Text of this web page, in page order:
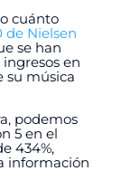
cuánto
de Nielsen
se han
en
su música
podemos
5 en el
434%,
información